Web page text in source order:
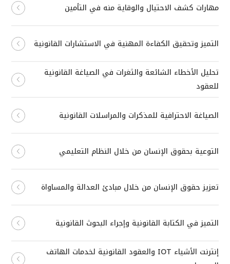
مهارات كشف الاحتيال والوقاية منه في التأمين
التميز وتحقيق الكفاءة المهنية في الاستشارات القانونية
تحليل الأخطاء الشائعة والثغرات في الصياغة القانونية
للعقود
الصياغة الاحترافية للمذكرات والمراسلات القانونية
التوعية بحقوق الإنسان من خلال النظام التعليمي
تعزيز حقوق الإنسان من خلال مبادئ العدالة والمساواة
التميز في الكتابة القانونية وإجراء البحوث القانونية
إنترنت الأشياء IOT والعقود القانونية لخدمات الهاتف